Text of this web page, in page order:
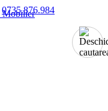
0735.876.984